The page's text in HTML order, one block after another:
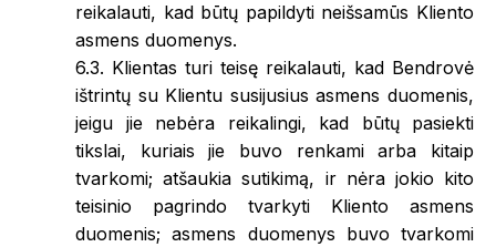
reikalauti, kad būtų papildyti neišsamūs Kliento
asmens duomenys.
6.3. Klientas turi teisę reikalauti, kad Bendrovė
ištrintų su Klientu susijusius asmens duomenis,
jeigu jie nebėra reikalingi, kad būtų pasiekti
tikslai, kuriais jie buvo renkami arba kitaip
tvarkomi; atšaukia sutikimą, ir nėra jokio kito
teisinio pagrindo tvarkyti Kliento asmens
duomenis; asmens duomenys buvo tvarkomi